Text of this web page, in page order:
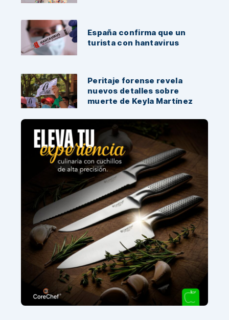
España confirma que un
turista con hantavirus
Peritaje forense revela
nuevos detalles sobre
muerte de Keyla Martínez